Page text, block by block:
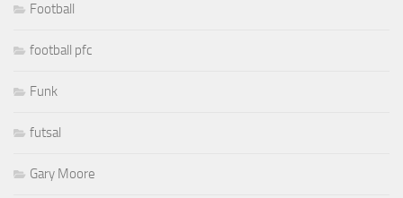
Football
football pfc
Funk
futsal
Gary Moore